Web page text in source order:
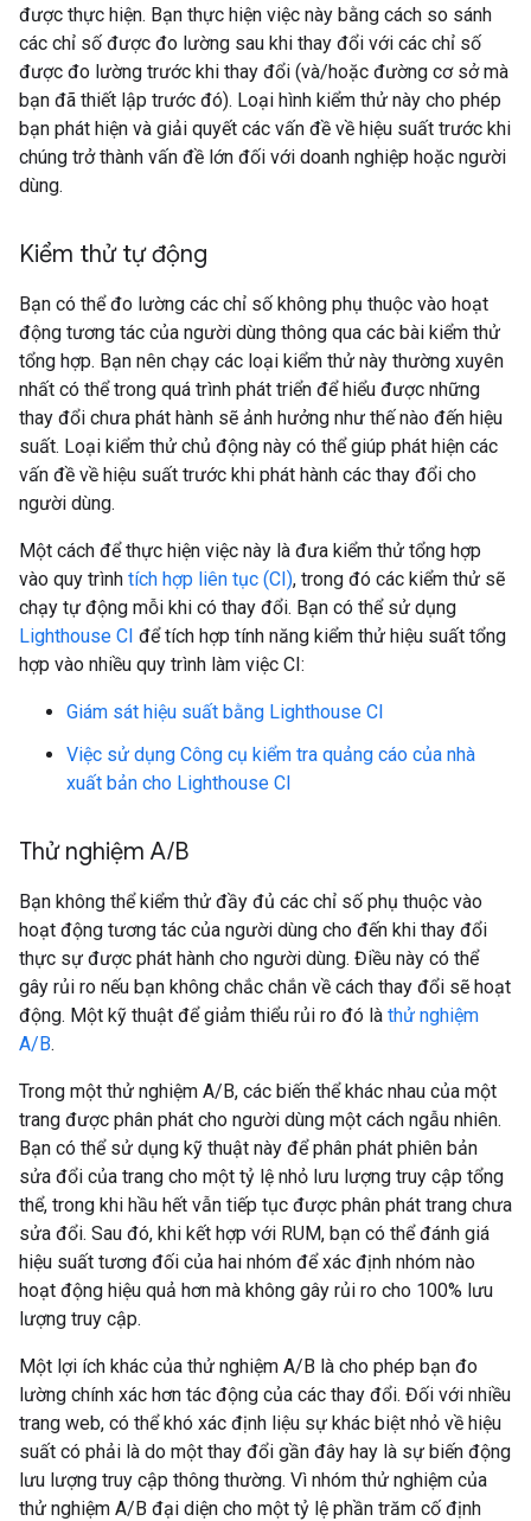
được thực hiện. Bạn thực hiện việc này bằng cách so sánh
các chỉ số được đo lường sau khi thay đổi với các chỉ số
được đo lường trước khi thay đổi (và/hoặc đường cơ sở mà
bạn đã thiết lập trước đó). Loại hình kiểm thử này cho phép
bạn phát hiện và giải quyết các vấn đề về hiệu suất trước khi
chúng trở thành vấn đề lớn đối với doanh nghiệp hoặc người
dùng.
Kiểm thử tự động
Bạn có thể đo lường các chỉ số không phụ thuộc vào hoạt
động tương tác của người dùng thông qua các bài kiểm thử
tổng hợp. Bạn nên chạy các loại kiểm thử này thường xuyên
nhất có thể trong quá trình phát triển để hiểu được những
thay đổi chưa phát hành sẽ ảnh hưởng như thế nào đến hiệu
suất. Loại kiểm thử chủ động này có thể giúp phát hiện các
vấn đề về hiệu suất trước khi phát hành các thay đổi cho
người dùng.
Một cách để thực hiện việc này là đưa kiểm thử tổng hợp
vào quy trình tích hợp liên tục (CI), trong đó các kiểm thử sẽ
chạy tự động mỗi khi có thay đổi. Bạn có thể sử dụng
Lighthouse CI để tích hợp tính năng kiểm thử hiệu suất tổng
hợp vào nhiều quy trình làm việc CI:
Giám sát hiệu suất bằng Lighthouse CI
Việc sử dụng Công cụ kiểm tra quảng cáo của nhà
xuất bản cho Lighthouse CI
Thử nghiệm A/B
Bạn không thể kiểm thử đầy đủ các chỉ số phụ thuộc vào
hoạt động tương tác của người dùng cho đến khi thay đổi
thực sự được phát hành cho người dùng. Điều này có thể
gây rủi ro nếu bạn không chắc chắn về cách thay đổi sẽ hoạt
động. Một kỹ thuật để giảm thiểu rủi ro đó là thử nghiệm
A/B.
Trong một thử nghiệm A/B, các biến thể khác nhau của một
trang được phân phát cho người dùng một cách ngẫu nhiên.
Bạn có thể sử dụng kỹ thuật này để phân phát phiên bản
sửa đổi của trang cho một tỷ lệ nhỏ lưu lượng truy cập tổng
thể, trong khi hầu hết vẫn tiếp tục được phân phát trang chưa
sửa đổi. Sau đó, khi kết hợp với RUM, bạn có thể đánh giá
hiệu suất tương đối của hai nhóm để xác định nhóm nào
hoạt động hiệu quả hơn mà không gây rủi ro cho 100% lưu
lượng truy cập.
Một lợi ích khác của thử nghiệm A/B là cho phép bạn đo
lường chính xác hơn tác động của các thay đổi. Đối với nhiều
trang web, có thể khó xác định liệu sự khác biệt nhỏ về hiệu
suất có phải là do một thay đổi gần đây hay là sự biến động
lưu lượng truy cập thông thường. Vì nhóm thử nghiệm của
thử nghiệm A/B đại diện cho một tỷ lệ phần trăm cố định